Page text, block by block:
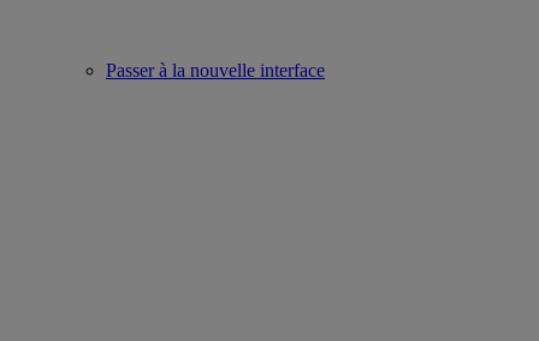
Passer à la nouvelle interface